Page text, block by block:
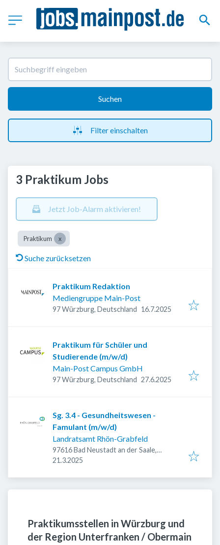
Suchen
Filter einschalten
3 Praktikum Jobs
Jetzt Job-Alarm aktivieren!
Praktikum
Suche zurücksetzen
Praktikum Redaktion
Mediengruppe Main-Post
97 Würzburg, Deutschland Veröffentlicht
16.7.2025
Praktikum für Schüler und
Studierende (m/w/d)
Main-Post Campus GmbH
97 Würzburg, Deutschland Veröffentlicht
27.6.2025
Sg. 3.4 - Gesundheitswesen -
Famulant (m/w/d)
Landratsamt Rhön-Grabfeld
97616 Bad Neustadt an der Saale,
Deutschland
Veröffentlicht
21.3.2025
Praktikumsstellen in Würzburg und
der Region Unterfranken / Obermain